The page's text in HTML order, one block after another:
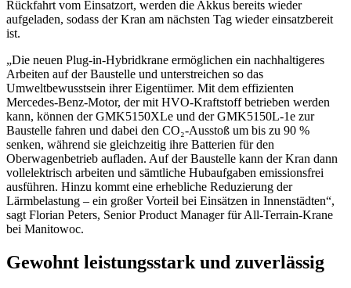
Rückfahrt vom Einsatzort, werden die Akkus bereits wieder
aufgeladen, sodass der Kran am nächsten Tag wieder einsatzbereit
ist.
„Die neuen Plug-in-Hybridkrane ermöglichen ein nachhaltigeres
Arbeiten auf der Baustelle und unterstreichen so das
Umweltbewusstsein ihrer Eigentümer. Mit dem effizienten
Mercedes-Benz-Motor, der mit HVO-Kraftstoff betrieben werden
kann, können der GMK5150XLe und der GMK5150L-1e zur
Baustelle fahren und dabei den CO₂-Ausstoß um bis zu 90 %
senken, während sie gleichzeitig ihre Batterien für den
Oberwagenbetrieb aufladen. Auf der Baustelle kann der Kran dann
vollelektrisch arbeiten und sämtliche Hubaufgaben emissionsfrei
ausführen. Hinzu kommt eine erhebliche Reduzierung der
Lärmbelastung – ein großer Vorteil bei Einsätzen in Innenstädten“,
sagt Florian Peters, Senior Product Manager für All-Terrain-Krane
bei Manitowoc.
Gewohnt leistungsstark und zuverlässig